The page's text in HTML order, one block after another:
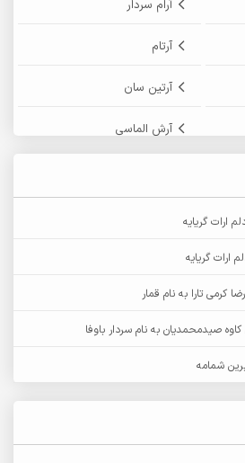
آرام سردار
آرتام
آرتین سان
آرش الماسی
آرش مستشیری
آرش نظری
ارات گریایه
ارات گریایه
کرمی تارا به نام قمار
صیدمحمدیان به نام سردار باوفا
شمامه